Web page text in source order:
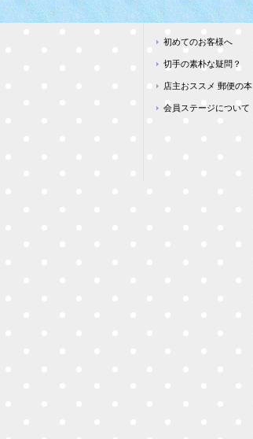
初めてのお客様へ
切手の素朴な疑問？
店主おススメ 郵便の本
会員ステージについて